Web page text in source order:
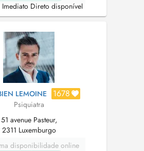
Direto disponível
LEMOINE 1678
Psiquiatra
51 avenue Pasteur,
2311 Luxemburgo
disponibilidade online